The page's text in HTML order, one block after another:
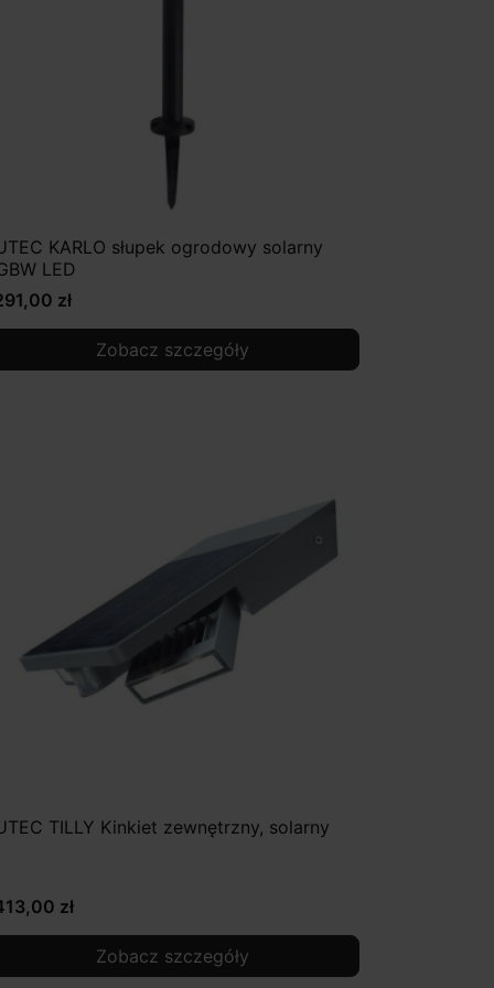
KARLO słupek ogrodowy solarny
LED
zł
Zobacz szczegóły
TILLY Kinkiet zewnętrzny, solarny
zł
Zobacz szczegóły